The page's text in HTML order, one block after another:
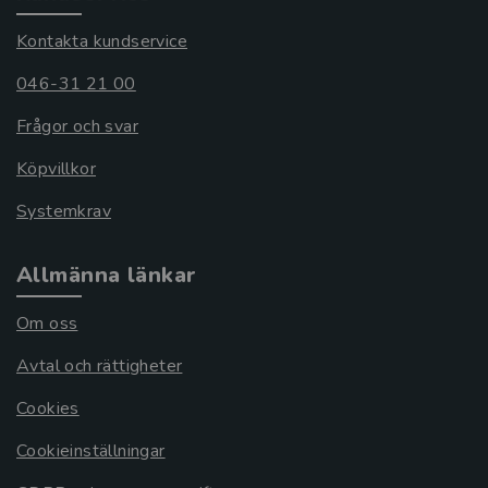
Kontakta kundservice
046-31 21 00
Frågor och svar
Köpvillkor
Systemkrav
Allmänna länkar
Om oss
Avtal och rättigheter
Cookies
Cookieinställningar